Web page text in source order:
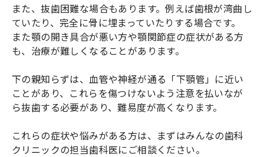
また、抜歯困難な場合もあります。例えば歯根が湾曲し
ていたり、完全に骨に埋まっていたりする場合です。
また顎の開き具合が悪い方や顎関節症の症状がある方
も、治療が難しくなることがあります。
下の親知らずは、血管や神経が通る「下顎管」に近い
ことがあり、これらを傷つけないよう注意を払いなが
ら抜歯する必要があり、難易度が高くなります。
これらの症状や悩みがある方は、まずはみんなの歯科
クリニックの担当歯科医にご相談ください。